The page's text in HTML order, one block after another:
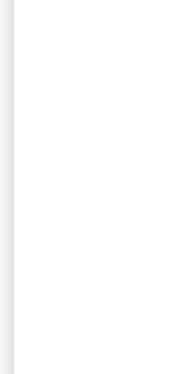
AVANT
CONSULTEZ
rhinite
chronique
entraîner
allergiques
(aspirine) ou
jamais
enrobé dans
de
d'un